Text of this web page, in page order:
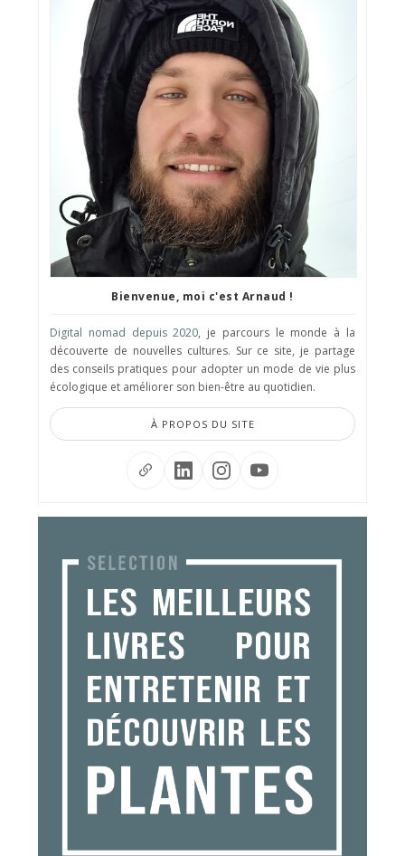
Bienvenue, moi c'est Arnaud !
Digital nomad depuis 2020, je parcours le monde à la
découverte de nouvelles cultures. Sur ce site, je partage
des conseils pratiques pour adopter un mode de vie plus
écologique et améliorer son bien-être au quotidien.
À PROPOS DU SITE